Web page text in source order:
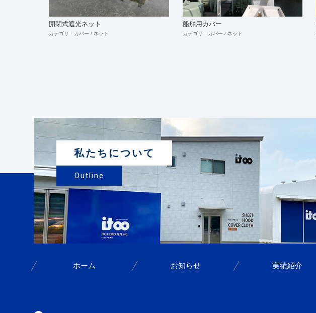
開閉式遮光ネット
カテゴリ：カバー / ネット
船舶用カバー
カテゴリ：カバー / ネット
私たちについて
Outline
ホーム お知らせ 実績紹介